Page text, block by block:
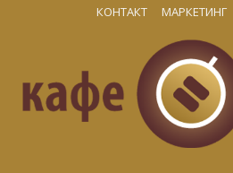
КОНТАКТ МАРКЕТИНГ